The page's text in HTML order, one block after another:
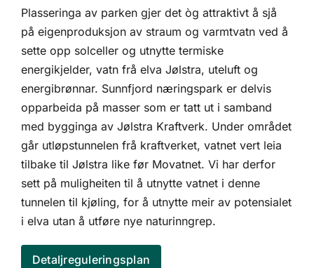
Plasseringa av parken gjer det òg attraktivt å sjå
på eigenproduksjon av straum og varmtvatn ved å
sette opp solceller og utnytte termiske
energikjelder, vatn frå elva Jølstra, uteluft og
energibrønnar. Sunnfjord næringspark er delvis
opparbeida på masser som er tatt ut i samband
med bygginga av Jølstra Kraftverk. Under området
går utløpstunnelen frå kraftverket, vatnet vert leia
tilbake til Jølstra like før Movatnet. Vi har derfor
sett på muligheiten til å utnytte vatnet i denne
tunnelen til kjøling, for å utnytte meir av potensialet
i elva utan å utføre nye naturinngrep.
Detaljreguleringsplan